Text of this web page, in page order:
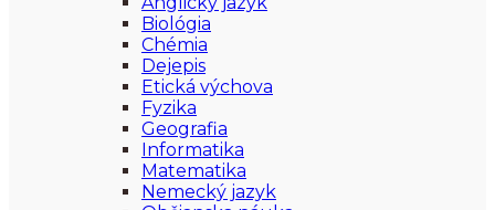
Biológia
Chémia
Dejepis
Etická výchova
Fyzika
Geografia
Informatika
Matematika
Nemecký jazyk